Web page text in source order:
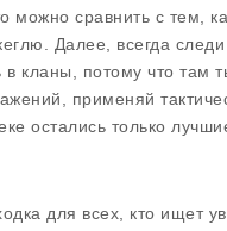
сравнить с тем,
Далее, всегда
кланы, потому что там
применяй
остались только
для всех, кто ищет